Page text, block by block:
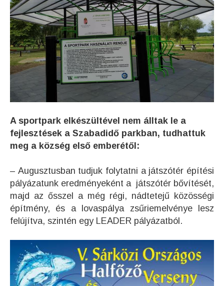
A sportpark elkészültével nem álltak le a
fejlesztések a Szabadidő parkban, tudhattuk
meg a község első emberétől:
– Augusztusban tudjuk folytatni a játszótér építési
pályázatunk eredményeként a játszótér bővítését,
majd az ősszel a még régi, nádtetejű közösségi
építmény, és a lovaspálya zsűriemelvénye lesz
felújítva, szintén egy LEADER pályázatból.